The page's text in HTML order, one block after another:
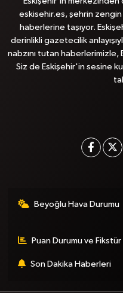
eskisehir.es, şehrin
haberlerine taşıyor.
derinlikli gazetecilik
nabzını tutan haberlerimizle,
Siz de Eskişehir'in sesine
Beyoğlu Hava Durumu
Puan Durumu ve Fikstür
Son Dakika Haberleri